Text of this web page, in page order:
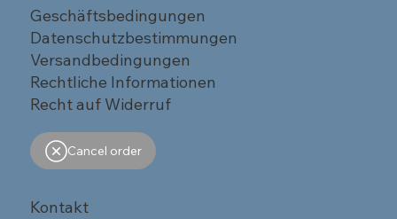
Geschäftsbedingungen
Datenschutzbestimmungen
Versandbedingungen
Rechtliche Informationen
Recht auf Widerruf
Cancel order
Kontakt